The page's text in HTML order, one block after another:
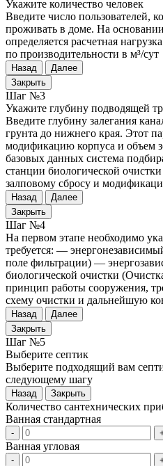
Укажите количество человек
Введите число пользователей,
проживать в доме. На основании
определяется расчетная
по производительности в м³/сут
Назад
Далее
Закрыть
Шаг №3
Укажите глубину подводящей
Введите глубину залегания
грунта до нижнего края. Этот
модификацию корпуса и объем
базовых данных система
станции биологической
залповому сбросу и
Назад
Далее
Закрыть
Шаг №4
На первом этапе необходимо
требуется: —
поле фильтрации) —
биологической очистки
принцип работы сооружения,
схему очистки и дальнейшую
Назад
Далее
Закрыть
Шаг №5
Выберите септик
Выберите подходящий вам
следующему шагу
Назад Закрыть
Количество сантехнических
Ванная стандартная
-
Ванная угловая
-